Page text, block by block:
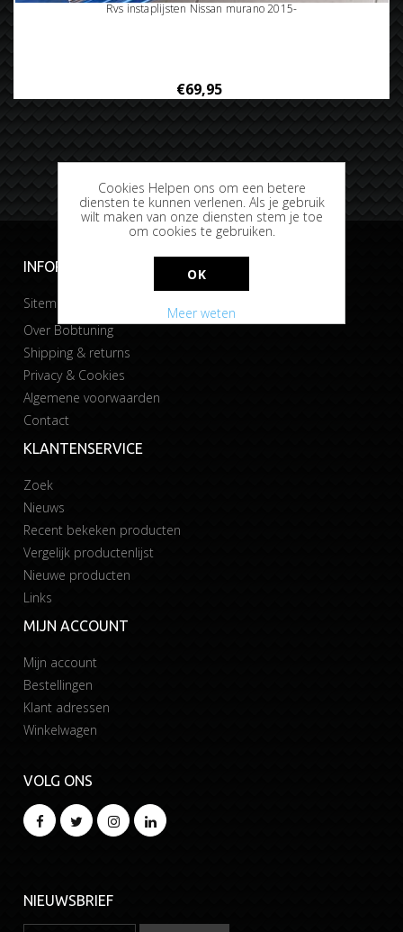
Rvs instaplijsten Nissan murano 2015-
€69,95
INFORMATIE
Sitemap
Over Bobtuning
Shipping & returns
Privacy & Cookies
Algemene voorwaarden
Contact
KLANTENSERVICE
Zoek
Nieuws
Recent bekeken producten
Vergelijk productenlijst
Nieuwe producten
Links
MIJN ACCOUNT
Mijn account
Bestellingen
Klant adressen
Winkelwagen
VOLG ONS
NIEUWSBRIEF
Cookies Helpen ons om een betere
diensten te kunnen verlenen. Als je gebruik
wilt maken van onze diensten stem je toe
om cookies te gebruiken.
OK
Meer weten